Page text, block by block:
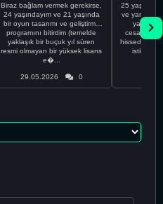
Biraz bağlam vermek gerekirse,
24 yaşındayım ve 21 yaşında
bir oyun tasarımı ve geliştirme
programını bitirdim (temelde
yaklaşık bir buçuk yıl süren
resmi olmayan bir yüksek lisans
e�...
29.05.2026 0
25
ve yanlış
cesaretimin